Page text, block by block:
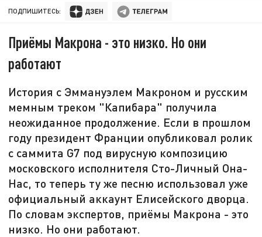
ПОДПИШИТЕСЬ:
Приёмы Макрона - это низко. Но они
работают
История с Эммануэлем Макроном и русским
мемным треком "Капибара" получила
неожиданное продолжение. Если в прошлом
году президент Франции опубликовал ролик
с саммита G7 под вирусную композицию
московского исполнителя Сто-Личный Она-
Нас, то теперь ту же песню использовал уже
официальный аккаунт Елисейского дворца.
По словам экспертов, приёмы Макрона - это
низко. Но они работают.